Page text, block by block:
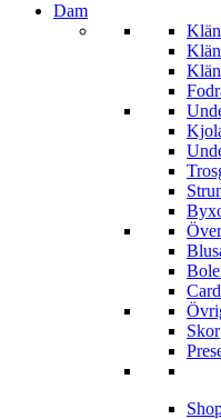
Dam
Skor